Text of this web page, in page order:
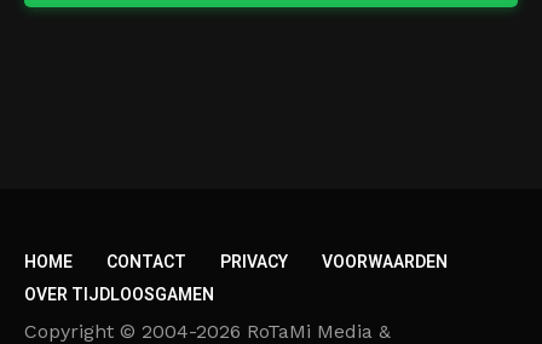
HOME CONTACT PRIVACY
VOORWAARDEN
OVER TIJDLOOSGAMEN
Copyright © 2004-2026 RoTaMi Media &